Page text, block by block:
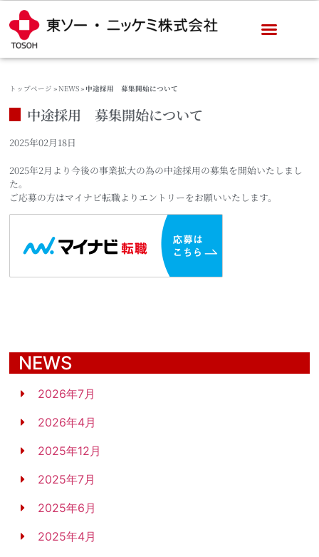
トップページ »NEWS»中途採用 募集開始について
中途採用 募集開始について
2025年02月18日
2025年2月より今後の事業拡大の為の中途採用の募集を開始いたしまし
た。
ご応募の方はマイナビ転職よりエントリーをお願いいたします。
NEWS
2026年7月
2026年4月
2025年12月
2025年7月
2025年6月
2025年4月